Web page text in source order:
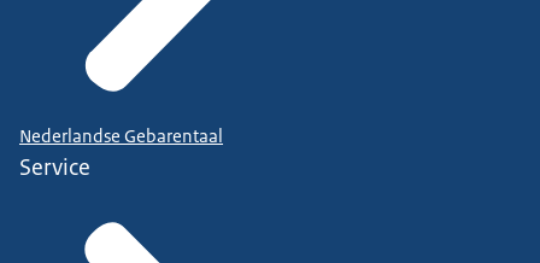
Nederlandse Gebarentaal
Service